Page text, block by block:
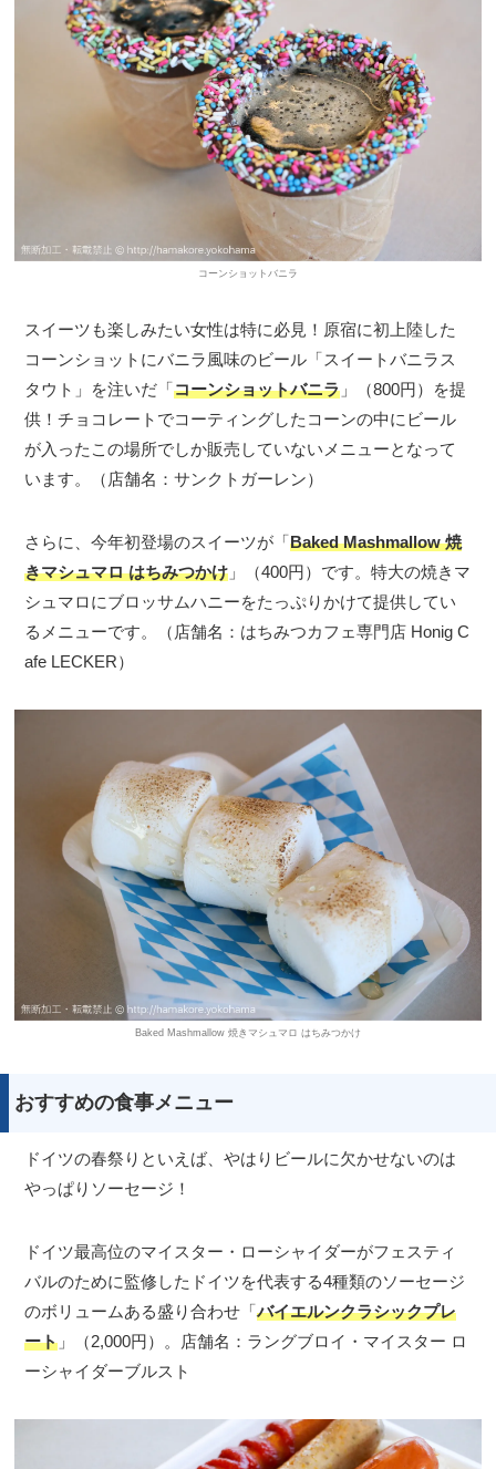
コーンショットバニラ
スイーツも楽しみたい女性は特に必見！原宿に初上陸した
コーンショットにバニラ風味のビール「スイートバニラス
タウト」を注いだ「コーンショットバニラ 」（800円）を提
供！チョコレートでコーティングしたコーンの中にビール
が入ったこの場所でしか販売していないメニューとなって
います。（店舗名：サンクトガーレン）
さらに、今年初登場のスイーツが「Baked Mashmallow 焼
きマシュマロ はちみつかけ 」（400円）です。特大の焼きマ
シュマロにブロッサムハニーをたっぷりかけて提供してい
るメニューです。（店舗名：はちみつカフェ専門店 Honig C
afe LECKER）
Baked Mashmallow 焼きマシュマロ はちみつかけ
おすすめの食事メニュー
ドイツの春祭りといえば、やはりビールに欠かせないのは
やっぱりソーセージ！
ドイツ最高位のマイスター・ローシャイダーがフェスティ
バルのために監修したドイツを代表する4種類のソーセージ
のボリュームある盛り合わせ「バイエルンクラシックプレ
ート 」（2,000円）。店舗名：ラングブロイ・マイスター ロ
ーシャイダーブルスト